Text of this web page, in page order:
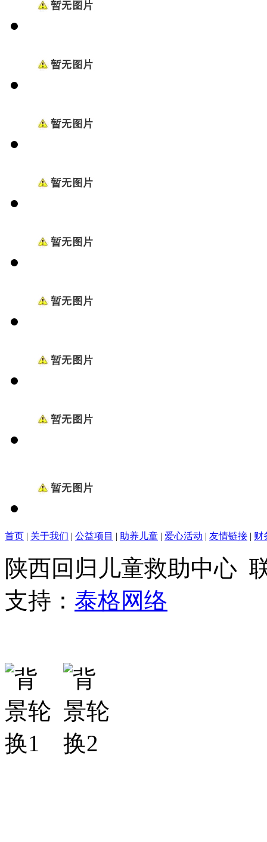
首页 | 关于我们 | 公益项目 | 助养儿童 | 爱心活动 | 友情链接 | 财
陕西回归儿童救助中心
支持： 泰格网络